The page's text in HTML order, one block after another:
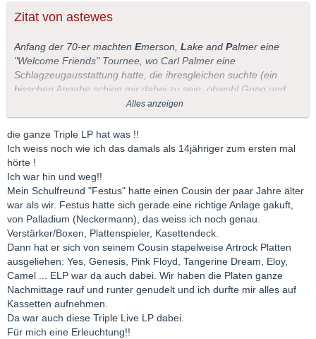
Zitat von astewes
Anfang der 70-er machten Emerson, Lake and Palmer eine
"Welcome Friends" Tournee, wo Carl Palmer eine
Schlagzeugausstattung hatte, die ihresgleichen suchte (ein
bisschen Angabe schien mir dabei zu sein, obwohl Gong und
Pauken tatsächlich zum Einsatz kamen)
Bei dem Brahms-Konzert mit Trifonov brachte die Kamera
einmal einen Blick aus Sicht des Publikums, wo ganz oben in
der Mitte der Paukist hinter fünf oder sechs Pauken zu sehen
war! Da kamen Erinnerungen auf
Leider finde ich kein Bild im Web außer der Rückseite des
Plattencovers
Karn Evil 9 hat was!
Alles anzeigen
die ganze Triple LP hat was !!
Ich weiss noch wie ich das damals als 14jähriger zum ersten mal
hörte !
Ich war hin und weg!!
Mein Schulfreund "Festus" hatte einen Cousin der paar Jahre älter
war als wir. Festus hatte sich gerade eine richtige Anlage gakuft,
von Palladium (Neckermann), das weiss ich noch genau.
Verstärker/Boxen, Plattenspieler, Kasettendeck.
Dann hat er sich von seinem Cousin stapelweise Artrock Platten
ausgeliehen: Yes, Genesis, Pink Floyd, Tangerine Dream, Eloy,
Camel ... ELP war da auch dabei. Wir haben die Platen ganze
Nachmittage rauf und runter genudelt und ich durfte mir alles auf
Kassetten aufnehmen.
Da war auch diese Triple Live LP dabei.
Für mich eine Erleuchtung!!